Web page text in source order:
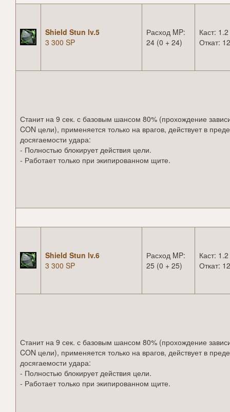
Shield Stun lv.5
3 300 SP
Расход MP:
24 (0 + 24)
Каст:
Откат:
Станит на 9 сек. с базовым шансом 80% (прохождение
CON цели), применяется только на врагов, действует в
досягаемости удара:
- Полностью блокирует действия цели.
- Работает только при экипированном щите.
Shield Stun lv.6
3 300 SP
Расход MP:
25 (0 + 25)
Каст:
Откат:
Станит на 9 сек. с базовым шансом 80% (прохождение
CON цели), применяется только на врагов, действует в
досягаемости удара:
- Полностью блокирует действия цели.
- Работает только при экипированном щите.